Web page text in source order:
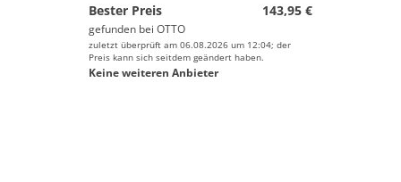
Bester Preis
143,95 €
gefunden bei OTTO
zuletzt überprüft am 06.08.2026 um 12:04; der
Preis kann sich seitdem geändert haben.
Keine weiteren Anbieter